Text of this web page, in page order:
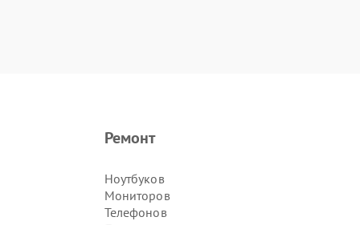
Ремонт
Ноутбуков
Мониторов
Телефонов